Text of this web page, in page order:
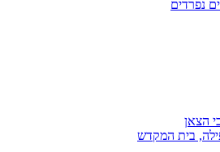
נפרדים
הצאן
בית המקדש